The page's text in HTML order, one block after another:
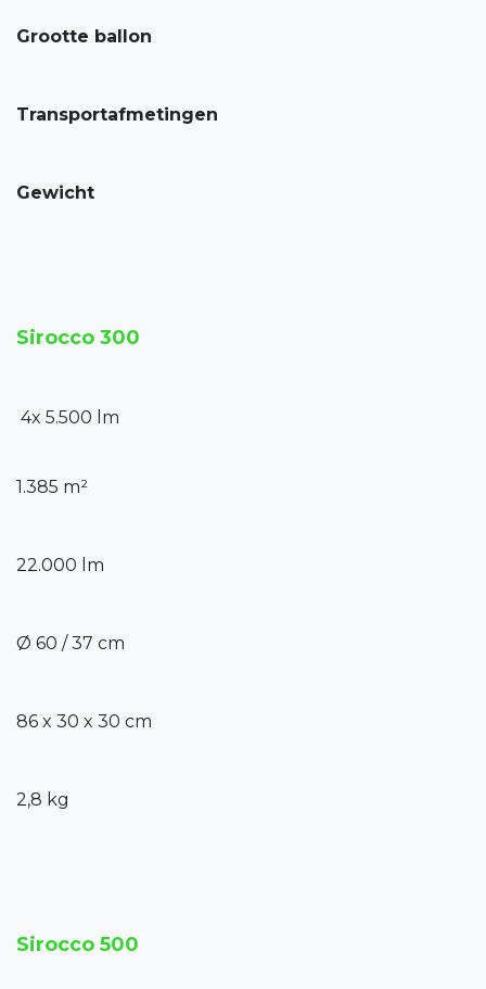
Grootte ballon
Transportafmetingen
Gewicht
Sirocco 300
4x 5.500 lm
1.385 m²
22.000 lm
Ø 60 / 37 cm
86 x 30 x 30 cm
2,8 kg
Sirocco 500